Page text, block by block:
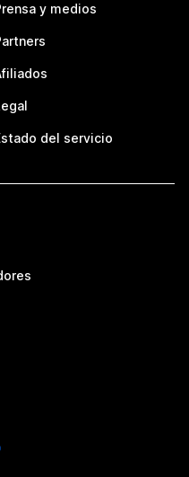
y medios
del servicio